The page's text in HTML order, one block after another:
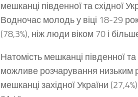
мешканці південної та східної
Водночас молодь у віці 18-29
(78,3%), ніж люди віком 70 і
Натомість мешканці південної
можливе розчарування низьким
мешканці західної України